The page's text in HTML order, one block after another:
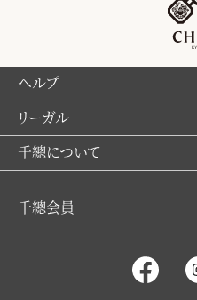
ヘルプ
リーガル
千總について
千總会員